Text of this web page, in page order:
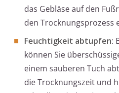
das Gebläse auf den
den Trocknungsprozess
Feuchtigkeit abtupfen:
können Sie
einem sauberen Tuch
die Trocknungszeit und